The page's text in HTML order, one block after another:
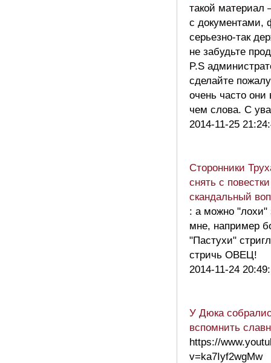
такой
с документами,
серьезно-так
не забудьте
P.S
сделайте
очень часто
чем слова. С
2014-11-25
Сторонники
снять с
скандальный
: а можно
мне, например
"Пастухи"
стричь ОВЕЦ!
2014-11-24
У Дюка
вспомнить
https://
v=ka7Iyf2wgMw